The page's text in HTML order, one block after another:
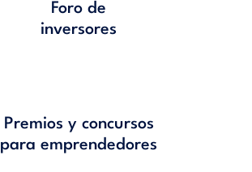
Foro de
inversores
Premios y concursos
para emprendedores